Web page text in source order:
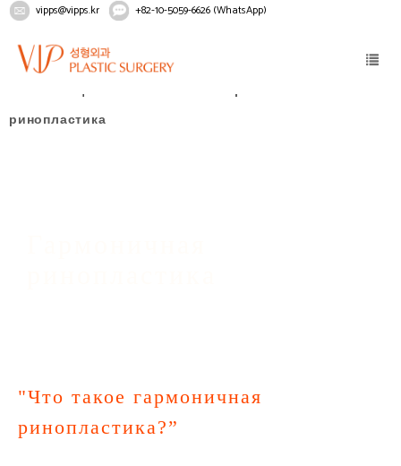
vipps@vipps.kr +82-10-5059-6626 (WhatsApp)
Лицо
Гармоничная
ринопластика
"Что такое гармоничная
ринопластика?”